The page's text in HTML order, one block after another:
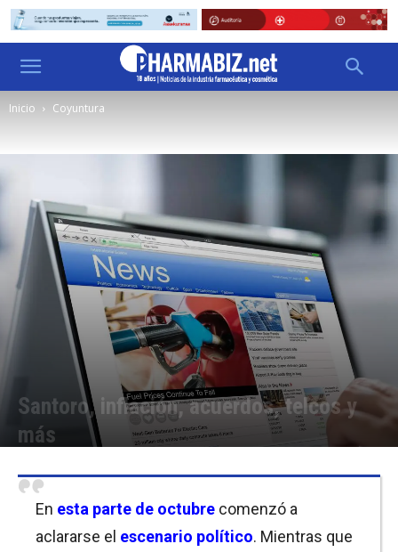
Inicio Coyuntura
Santoro, inflación, acuerdos, telcos y
más
En esta parte de octubre comenzó a
aclararse el escenario político. Mientras que